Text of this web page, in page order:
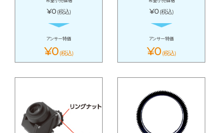
¥0 (税込)
アンサー特価
¥0 (税込)
¥0 (税込)
アンサー特価
¥0 (税込)